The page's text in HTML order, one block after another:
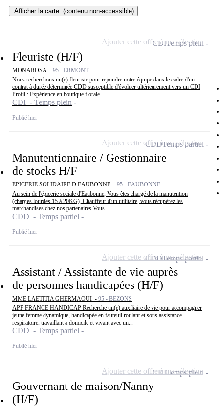
Afficher la carte (contenu non-accessible)
Fleuriste (H/F)
MONAROSA - 95 - ERMONT
Nous recherchons un(e) fleuriste pour rejoindre notre équipe dans le cadre d'un
contrat à durée déterminée CDD susceptible d'évoluer ultérieurement vers un CDI
Profil : Expérience en boutique florale...
CDI - Temps plein
Publié hier
CDITemps plein
Ajouter cette offre à ma sélection
Manutentionnaire / Gestionnaire
de stocks H/F
EPICERIE SOLIDAIRE D EAUBONNE - 95 - EAUBONNE
Au sein de l'épicerie sociale d'Eaubonne, Vous êtes chargé de la manutention
(charges lourdes 15 à 20KG), Chauffeur d'un utilitaire, vous récupérez les
marchandises chez nos partenaires Vous...
CDD - Temps partiel
Publié hier
CDDTemps partiel
Ajouter cette offre à ma sélection
Assistant / Assistante de vie auprès
de personnes handicapées (H/F)
MME LAETITIA GHERMAOUI - 95 - BEZONS
APF FRANCE HANDICAP Recherche un(e) auxiliaire de vie pour accompagner
jeune femme dynamique, handicapée en fauteuil roulant et sous assistance
respiratoire, travaillant à domicile et vivant avec un...
CDD - Temps partiel
Publié hier
CDDTemps partiel
Ajouter cette offre à ma sélection
Gouvernant de maison/Nanny
(H/F)
CDITemps plein
Ajouter cette offre à ma sélection